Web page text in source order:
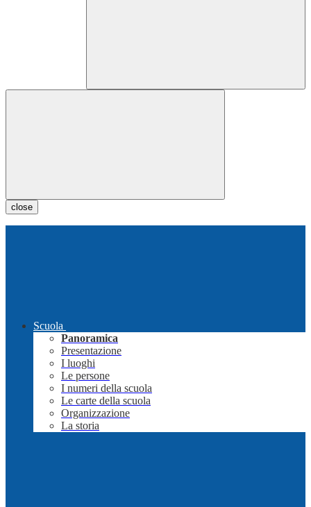
close
Scuola
Panoramica
Presentazione
I luoghi
Le persone
I numeri della scuola
Le carte della scuola
Organizzazione
La storia